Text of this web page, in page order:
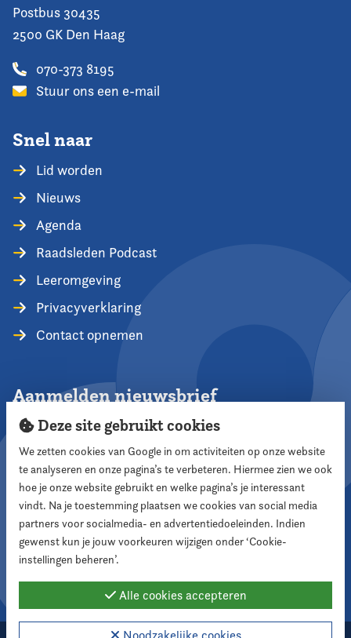
Postbus 30435
2500 GK Den Haag
070-373 8195
Stuur ons een e-mail
Snel naar
Lid worden
Nieuws
Agenda
Raadsleden Podcast
Leeromgeving
Privacyverklaring
Contact opnemen
Aanmelden nieuwsbrief
Aanmelden
Volg ons
Deze site gebruikt cookies
We zetten cookies van Google in om activiteiten op onze website
te analyseren en onze pagina’s te verbeteren. Hiermee zien we ook
hoe je onze website gebruikt en welke pagina’s je interessant
vindt. Na je toestemming plaatsen we cookies van social media
partners voor socialmedia- en advertentiedoeleinden. Indien
gewenst kun je jouw voorkeuren wijzigen onder ‘Cookie-
instellingen beheren’.
Alle cookies accepteren